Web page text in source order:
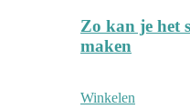
Zo kan je het
maken
Winkelen